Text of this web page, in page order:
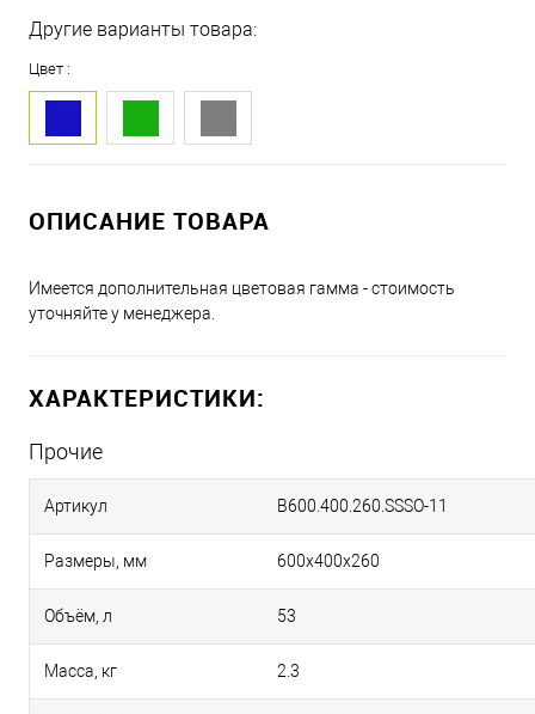
Другие варианты товара:
Цвет :
ОПИСАНИЕ ТОВАРА
Имеется дополнительная цветовая гамма - стоимость
уточняйте у менеджера.
ХАРАКТЕРИСТИКИ:
Прочие
Артикул B600.400.260.SSSO-11
Размеры, мм 600х400х260
Объём, л 53
Масса, кг 2.3